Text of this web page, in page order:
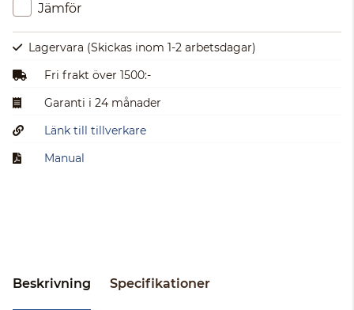
Jämför
Lagervara (Skickas inom 1-2 arbetsdagar)
Fri frakt över 1500:-
Garanti i 24 månader
Länk till tillverkare
Manual
Beskrivning Specifikationer